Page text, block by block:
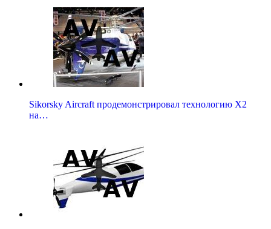
Sikorsky Aircraft продемонстрировал технологию X2
на…